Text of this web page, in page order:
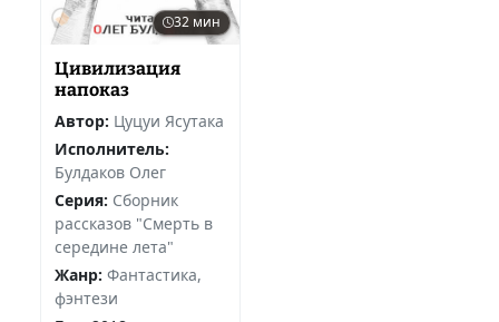
32 мин
Цивилизация
напоказ
Автор: Цуцуи Ясутака
Исполнитель:
Булдаков Олег
Серия: Сборник
рассказов "Смерть в
середине лета"
Жанр: Фантастика,
фэнтези